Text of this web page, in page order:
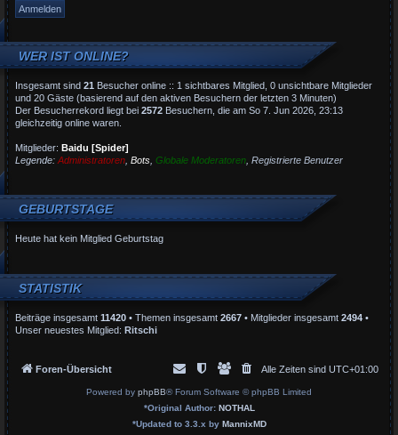
WER IST ONLINE?
Insgesamt sind 21 Besucher online :: 1 sichtbares Mitglied, 0 unsichtbare Mitglieder
und 20 Gäste (basierend auf den aktiven Besuchern der letzten 3 Minuten)
Der Besucherrekord liegt bei 2572 Besuchern, die am So 7. Jun 2026, 23:13
gleichzeitig online waren.
Mitglieder: Baidu [Spider]
Legende: Administratoren Bots Globale Moderatoren Registrierte Benutzer
GEBURTSTAGE
Heute hat kein Mitglied Geburtstag
STATISTIK
Beiträge insgesamt 11420 • Themen insgesamt 2667 • Mitglieder insgesamt 2494 •
Unser neuestes Mitglied: Ritschi
Foren-Übersicht Alle Zeiten sind UTC+01:00
Powered by phpBB® Forum Software © phpBB Limited
*Original Author: NOTHAL
*Updated to 3.3.x by MannixMD